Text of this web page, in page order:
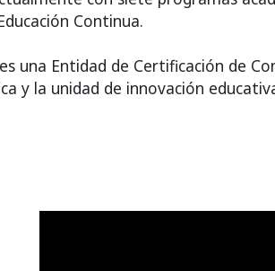
Continua.
una Entidad de Certificación de
y la unidad de innovación